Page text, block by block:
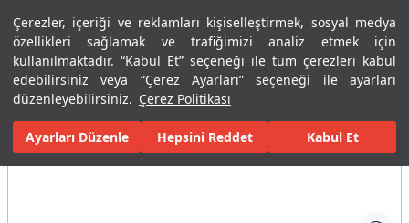
Çerezler, içeriği ve reklamları kişiselleştirmek, sosyal medya
özellikleri sağlamak ve trafiğimizi analiz etmek için
kullanılmaktadır. “Kabul Et” seçeneği ile tüm çerezleri kabul
edebilirsiniz veya “Çerez Ayarları” seçeneği ile ayarları
düzenleyebilirsiniz. Çerez Politikası
Ayarları Düzenle Hepsini Reddet Kabul Et
Menü Menü
Ana Sayfa Karolar Porselen Plaka ve Karolar Tüm Porselen
Tüm Görseller(1)